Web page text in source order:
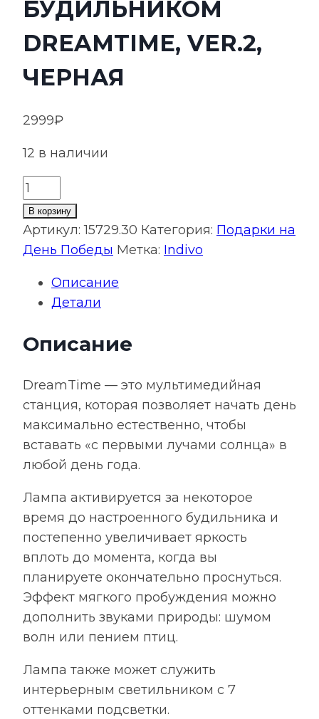
БУДИЛЬНИКОМ
DREAMTIME, VER.2,
ЧЕРНАЯ
2999₽
12 в наличии
Количество
товара
Лампа-
колонка
световым
будильником
ver.2,
В корзину
Артикул:15729.30 Категория: Подарки на
День Победы Метка: Indivo
Описание
Детали
Описание
DreamTime — это мультимедийная
станция, которая позволяет начать день
максимально естественно, чтобы
вставать «с первыми лучами солнца» в
любой день года.
Лампа активируется за некоторое
время до настроенного будильника и
постепенно увеличивает яркость
вплоть до момента, когда вы
планируете окончательно проснуться.
Эффект мягкого пробуждения можно
дополнить звуками природы: шумом
волн или пением птиц.
Лампа также может служить
интерьерным светильником с 7
оттенками подсветки.